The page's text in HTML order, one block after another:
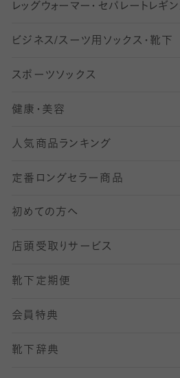
アンクル・ショートソックス（く
クルーソックス（ふくらはぎ下）
ハイソックス
オーバーニー・ニーハイソック
41〜60デニールタイツ
61〜80デニールタイツ
81 〜110デニールタイツ
111〜210デニールタイツ
211デニールタイツ以上（防寒
無地レギンス
レギンスパンツ（レギパン）
マタニティレギンス
5 分丈
6 分丈レギンス
7 分丈 レギンス
8分丈 レギンス
10分丈 レギンス
12分丈レギンス
13分丈レギンス
伝線しにくいストッキング
ショートストッキング
結婚式用ストッキング
美脚ストッキング
オールスルーストッキング
レッ グ ウォー マー ・ セパレー ト レ ギン
ビジネス/スーツ用 ソックス・靴下
匠シリーズ
フレッシャーズ向けソックス・
冠婚葬祭向けソックス・靴下
スーツカジュアルソックス・靴
ロングホーズ
スポーツソックス
ランニングソックス・靴下
ゴルフソックス・靴下
サッカー・フットサル用ソックス
ヨガソックス・靴下
スポーツ用レッグウォーマー
SSサイズ（21～23cm）
Sサイズ（22～25cm）
Mサイズ（25～27cm）
健康・美容
インナーソックス
加圧・着圧ソックス
冷えとり靴下
着圧・加圧タイツ
むくみ対策
足の疲れ対策
足の臭い対策
人気商品ランキング
定番ロングセラー商品
初めての方へ
店頭受取りサービス
靴下定期便
会員特典
靴下辞典